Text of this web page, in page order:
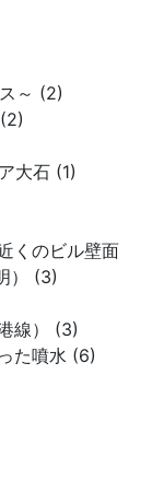
～ (2)
大石 (1)
くのビル壁面
） (3)
線） (3)
た噴水 (6)